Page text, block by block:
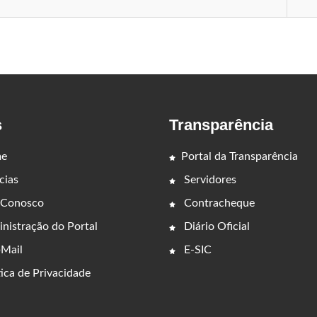
do Portal
de Privacidade
Transparência
Portal da Transparência
Servidores
Contracheque
Diário Oficial
E-SIC